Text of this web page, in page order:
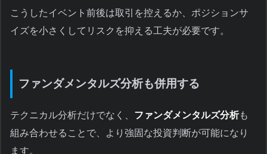
こうしたイベント前後は取引を控えるか、ポジションサ
イズを小さくしてリスクを抑える工夫が必要です。
ファンダメンタルズ分析も併用する
テクニカル分析だけでなく、 ファンダメンタルズ分析も
組み合わせることで、より強固な投資判断が可能になり
ます。